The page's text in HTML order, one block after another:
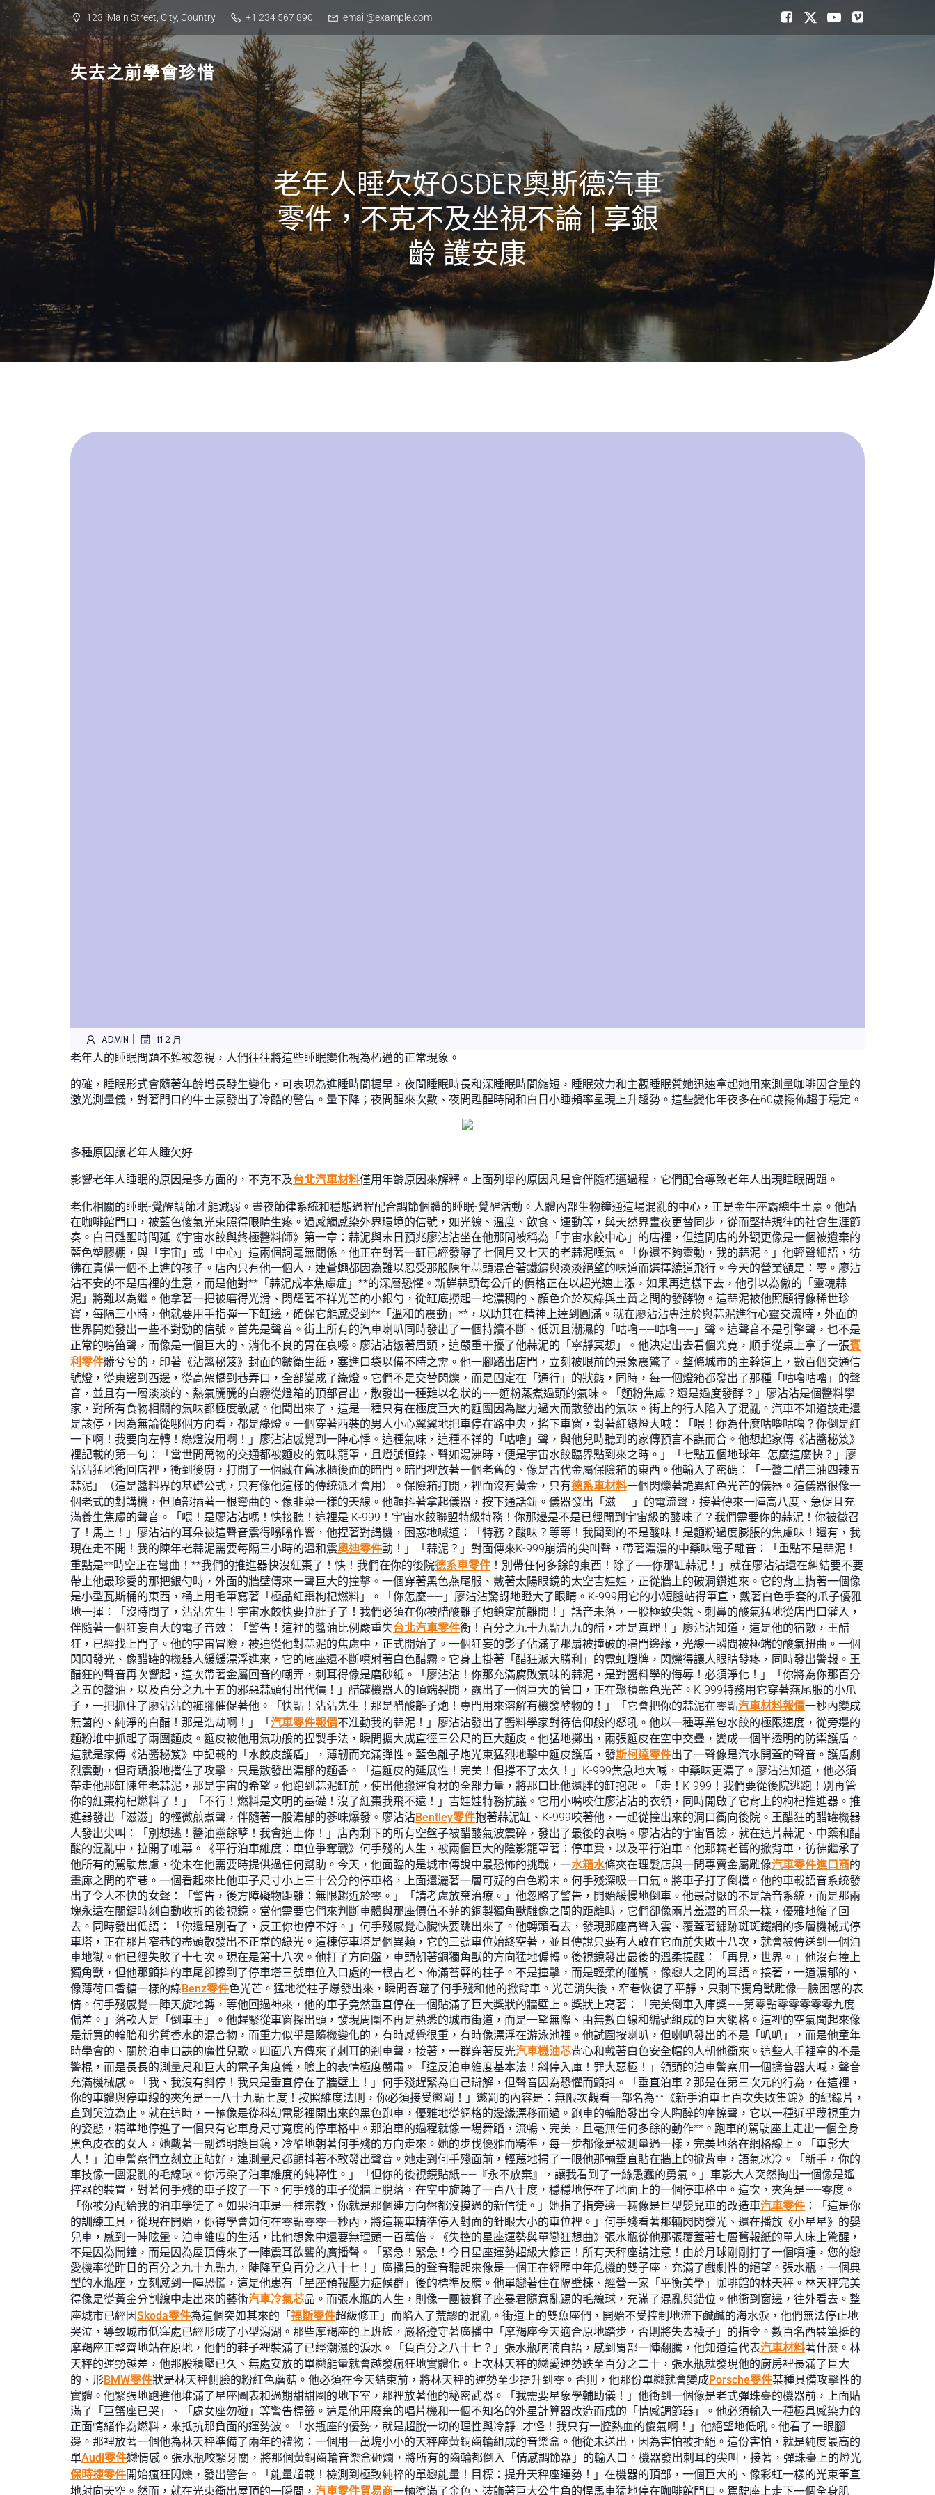
Skip
to
content
123, Main Street, City, Country +1 234 567 890 email@example.com
失去之前學會珍惜
老年人睡欠好OSDER奧斯德汽車
零件，不克不及坐視不論 | 享銀
齡 護安康
ADMIN | 11 2 月
老年人的睡眠問題不難被忽視，人們往往將這些睡眠變化視為朽邁的正常現象。
的確，睡眠形式會隨著年齡增長發生變化，可表現為進睡時間提早，夜間睡眠時長和深睡眠時間縮短，睡眠效力和主觀睡眠質她迅速拿起她用來測量咖啡因含量的
激光測量儀，對著門口的牛土豪發出了冷酷的警告。量下降；夜間醒來次數、夜間甦醒時間和白日小睡頻率呈現上升趨勢。這些變化年夜多在60歲擺佈趨于穩定。
多種原因讓老年人睡欠好
影響老年人睡眠的原因是多方面的，不克不及台北汽車材料僅用年齡原因來解釋。上面列舉的原因凡是會伴隨朽邁過程，它們配合導致老年人出現睡眠問題。
老化相關的睡眠-覺醒調節才能減弱。晝夜節律系統和穩態過程配合調節個體的睡眠-覺醒活動。人體內部生物鐘通這場混亂的中心，正是金牛座霸總牛土豪。他站
在咖啡館門口，被藍色傻氣光束照得眼睛生疼。過感觸感染外界環境的信號，如光線、溫度、飲食、運動等，與天然界晝夜更替同步，從而堅持規律的社會生涯節
奏。白日甦醒時間延《宇宙水餃與終極醬料師》第一章：蒜泥與末日預兆廖沾沾坐在他那間被稱為「宇宙水餃中心」的店裡，但這間店的外觀更像是一個被遺棄的
藍色塑膠棚，與「宇宙」或「中心」這兩個詞毫無關係。他正在對著一缸已經發酵了七個月又七天的老蒜泥嘆氣。「你還不夠靈動，我的蒜泥。」他輕聲細語，彷
彿在責備一個不上進的孩子。店內只有他一個人，連蒼蠅都因為難以忍受那股陳年蒜頭混合著鐵鏽與淡淡絕望的味道而選擇繞道飛行。今天的營業額是：零。廖沾
沾不安的不是店裡的生意，而是他對**「蒜泥成本焦慮症」**的深層恐懼。新鮮蒜頭每公斤的價格正在以超光速上漲，如果再這樣下去，他引以為傲的「靈魂蒜
泥」將難以為繼。他拿著一把被磨得光滑、閃耀著不祥光芒的小銀勺，從缸底撈起一坨濃稠的、顏色介於灰綠與土黃之間的發酵物。這蒜泥被他照顧得像稀世珍
寶，每隔三小時，他就要用手指彈一下缸邊，確保它能感受到**「溫和的震動」**，以助其在精神上達到圓滿。就在廖沾沾專注於與蒜泥進行心靈交流時，外面的
世界開始發出一些不對勁的信號。首先是聲音。街上所有的汽車喇叭同時發出了一個持續不斷、低沉且潮濕的「咕嚕——咕嚕——」聲。這聲音不是引擎聲，也不是
正常的鳴笛聲，而像是一個巨大的、消化不良的胃在哀嚎。廖沾沾皺著眉頭，這嚴重干擾了他蒜泥的「寧靜冥想」。他決定出去看個究竟，順手從桌上拿了一張賓
利零件髒兮兮的，印著《沾醬秘笈》封面的皺衛生紙，塞進口袋以備不時之需。他一腳踏出店門，立刻被眼前的景象震驚了。整條城市的主幹道上，數百個交通信
號燈，從東邊到西邊，從高架橋到巷弄口，全部變成了綠燈。它們不是交替閃爍，而是固定在「通行」的狀態，同時，每一個燈箱都發出了那種「咕嚕咕嚕」的聲
音，並且有一層淡淡的、熱氣騰騰的白霧從燈箱的頂部冒出，散發出一種難以名狀的——麵粉蒸煮過頭的氣味。「麵粉焦慮？還是過度發酵？」廖沾沾是個醬料學
家，對所有食物相關的氣味都極度敏感。他聞出來了，這是一種只有在極度巨大的麵團因為壓力過大而散發出的氣味。街上的行人陷入了混亂。汽車不知道該走還
是該停，因為無論從哪個方向看，都是綠燈。一個穿著西裝的男人小心翼翼地把車停在路中央，搖下車窗，對著紅綠燈大喊：「喂！你為什麼咕嚕咕嚕？你倒是紅
一下啊！我要向左轉！綠燈沒用啊！」廖沾沾感覺到一陣心悸。這種氣味，這種不祥的「咕嚕」聲，與他兒時聽到的家傳預言不謀而合。他想起家傳《沾醬秘笈》
裡記載的第一句：「當世間萬物的交通都被麵皮的氣味籠罩，且燈號恒綠、聲如湯沸時，便是宇宙水餃臨界點到來之時。」「七點五個地球年…怎麼這麼快？」廖
沾沾猛地衝回店裡，衝到後廚，打開了一個藏在舊冰櫃後面的暗門。暗門裡放著一個老舊的、像是古代金屬保險箱的東西。他輸入了密碼：「一醬二醋三油四辣五
蒜泥」（這是醬料界的基礎公式，只有像他這樣的傳統派才會用）。保險箱打開，裡面沒有黃金，只有德系車材料一個閃爍著詭異紅色光芒的儀器。這儀器很像一
個老式的對講機，但頂部插著一根彎曲的、像韭菜一樣的天線。他顫抖著拿起儀器，按下通話鈕。儀器發出「滋——」的電流聲，接著傳來一陣高八度、急促且充
滿養生焦慮的聲音。「喂！是廖沾沾嗎！快接聽！這裡是 K-999！宇宙水餃聯盟特級特務！你那邊是不是已經聞到宇宙級的酸味了？我們需要你的蒜泥！你被徵召
了！馬上！」廖沾沾的耳朵被這聲音震得嗡嗡作響，他捏著對講機，困惑地喊道：「特務？酸味？等等！我聞到的不是酸味！是麵粉過度膨脹的焦慮味！還有，我
現在走不開！我的陳年老蒜泥需要每隔三小時的溫和震奧迪零件動！」「蒜泥？」對面傳來K-999崩潰的尖叫聲，帶著濃濃的中藥味電子雜音：「重點不是蒜泥！
重點是**時空正在彎曲！**我們的推進器快沒紅棗了！快！我們在你的後院德系車零件 ！別帶任何多餘的東西！除了——你那缸蒜泥！」就在廖沾沾還在糾結要不要
帶上他最珍愛的那把銀勺時，外面的牆壁傳來一聲巨大的撞擊。一個穿著黑色燕尾服、戴著太陽眼鏡的太空吉娃娃，正從牆上的破洞鑽進來。它的背上揹著一個像
是小型瓦斯桶的東西，桶上用毛筆寫著「極品紅棗枸杞燃料」。「你怎麼——」廖沾沾驚訝地瞪大了眼睛。K-999用它的小短腿站得筆直，戴著白色手套的爪子優雅
地一揮：「沒時間了，沾沾先生！宇宙水餃快要拉肚子了！我們必須在你被醋酸離子炮鎖定前離開！」話音未落，一股極致尖銳、刺鼻的酸氣猛地從店門口灌入，
伴隨著一個狂妄自大的電子音效：「警告！這裡的醬油比例嚴重失台北汽車零件衡！百分之九十九點九九的醋，才是真理！」廖沾沾知道，這是他的宿敵，王醋
狂，已經找上門了。他的宇宙冒險，被迫從他對蒜泥的焦慮中，正式開始了。一個狂妄的影子佔滿了那扇被撞破的牆門邊緣，光線一瞬間被極端的酸氣扭曲。一個
閃閃發光、像醋罐的機器人緩緩漂浮進來，它的底座還不斷噴射著白色醋霧。它身上掛著「醋狂派大勝利」的霓虹燈牌，閃爍得讓人眼睛發疼，同時發出警報。王
醋狂的聲音再次響起，這次帶著金屬回音的嘲弄，刺耳得像是磨砂紙。「廖沾沾！你那充滿腐敗氣味的蒜泥，是對醬料學的侮辱！必須淨化！」「你將為你那百分
之五的醬油，以及百分之九十五的邪惡蒜頭付出代價！」醋罐機器人的頂端裂開，露出了一個巨大的管口，正在聚積藍色光芒。K-999特務用它穿著燕尾服的小爪
子，一把抓住了廖沾沾的褲腳催促著他。「快點！沾沾先生！那是醋酸離子炮！專門用來溶解有機發酵物的！」「它會把你的蒜泥在零點汽車材料報價一秒內變成
無菌的、純淨的白醋！那是浩劫啊！」「汽車零件報價不准動我的蒜泥！」廖沾沾發出了醬料學家對待信仰般的怒吼。他以一種專業包水餃的極限速度，從旁邊的
麵粉堆中抓起了兩團麵皮。麵皮被他用氣功般的捏製手法，瞬間擴大成直徑三公尺的巨大麵皮。他猛地擲出，兩張麵皮在空中交疊，變成一個半透明的防禦護盾。
這就是家傳《沾醬秘笈》中記載的「水餃皮護盾」，薄韌而充滿彈性。藍色離子炮光束猛烈地擊中麵皮護盾，發斯柯達零件出了一聲像是汽水開蓋的聲音。護盾劇
烈震動，但奇蹟般地擋住了攻擊，只是散發出濃郁的麵香。「這麵皮的延展性！完美！但撐不了太久！」K-999焦急地大喊，中藥味更濃了。廖沾沾知道，他必須
帶走他那缸陳年老蒜泥，那是宇宙的希望。他跑到蒜泥缸前，使出他搬運食材的全部力量，將那口比他還胖的缸抱起。「走！K-999！我們要從後院逃跑！別再管
你的紅棗枸杞燃料了！」「不行！燃料是文明的基礎！沒了紅棗我飛不遠！」吉娃娃特務抗議。它用小嘴咬住廖沾沾的衣領，同時開啟了它背上的枸杞推進器。推
進器發出「滋滋」的輕微煎煮聲，伴隨著一股濃郁的蔘味爆發。廖沾沾Bentley零件抱著蒜泥缸、K-999咬著他，一起從撞出來的洞口衝向後院。王醋狂的醋罐機器
人發出尖叫：「別想逃！醬油黨餘孽！我會追上你！」店內剩下的所有空盤子被醋酸氣波震碎，發出了最後的哀鳴。廖沾沾的宇宙冒險，就在這片蒜泥、中藥和醋
酸的混亂中，拉開了帷幕。《平行泊車維度：車位爭奪戰》何手殘的人生，被兩個巨大的陰影籠罩著：停車費，以及平行泊車。他那輛老舊的掀背車，彷彿繼承了
他所有的駕駛焦慮，從未在他需要時提供過任何幫助。今天，他面臨的是城市傳說中最恐怖的挑戰，一水箱水條夾在理髮店與一間專賣金屬雕像汽車零件進口商的
畫廊之間的窄巷。一個看起來比他車子尺寸小上三十公分的停車格，上面還灑著一層可疑的白色粉末。何手殘深吸一口氣。將車子打了倒檔。他的車載語音系統發
出了令人不快的女聲：「警告，後方障礙物距離：無限趨近於零。」「請考慮放棄治療。」他忽略了警告，開始緩慢地倒車。他最討厭的不是語音系統，而是那兩
塊永遠在關鍵時刻自動收折的後視鏡。當他需要它們來判斷車體與那座價值不菲的銅製獨角獸雕像之間的距離時，它們卻像兩片羞澀的耳朵一樣，優雅地縮了回
去。同時發出低語：「你還是別看了，反正你也停不好。」何手殘感覺心臟快要跳出來了。他轉頭看去，發現那座高聳入雲、覆蓋著鏽跡斑斑鐵網的多層機械式停
車塔，正在那片窄巷的盡頭散發出不正常的綠光。這棟停車塔是個異類，它的三號車位始終空著，並且傳說只要有人敢在它面前失敗十八次，就會被傳送到一個泊
車地獄。他已經失敗了十七次。現在是第十八次。他打了方向盤，車頭朝著銅獨角獸的方向猛地偏轉。後視鏡發出最後的溫柔提醒：「再見，世界。」他沒有撞上
獨角獸，但他那顫抖的車尾卻擦到了停車塔三號車位入口處的一根古老、佈滿苔蘚的柱子。不是撞擊，而是輕柔的碰觸，像戀人之間的耳語。接著，一道濃郁的、
像薄荷口香糖一樣的綠Benz零件色光芒。猛地從柱子爆發出來，瞬間吞噬了何手殘和他的掀背車。光芒消失後，窄巷恢復了平靜，只剩下獨角獸雕像一臉困惑的表
情。何手殘感覺一陣天旋地轉，等他回過神來，他的車子竟然垂直停在一個貼滿了巨大獎狀的牆壁上。獎狀上寫著：「完美倒車入庫獎——第零點零零零零零九度
偏差。」落款人是「倒車王」。他趕緊從車窗探出頭，發現周圍不再是熟悉的城市街道，而是一望無際、由無數白線和編號組成的巨大網格。這裡的空氣聞起來像
是新買的輪胎和劣質香水的混合物，而重力似乎是隨機變化的，有時感覺很重，有時像漂浮在游泳池裡。他試圖按喇叭，但喇叭發出的不是「叭叭」，而是他童年
時學會的、關於泊車口訣的魔性兒歌。四面八方傳來了刺耳的剎車聲，接著，一群穿著反光汽車機油芯背心和戴著白色安全帽的人朝他衝來。這些人手裡拿的不是
警棍，而是長長的測量尺和巨大的電子角度儀，臉上的表情極度嚴肅。「違反泊車維度基本法！斜停入庫！罪大惡極！」領頭的泊車警察用一個擴音器大喊，聲音
充滿機械感。「我、我沒有斜停！我只是垂直停在了牆壁上！」何手殘趕緊為自己辯解，但聲音因為恐懼而顫抖。「垂直泊車？那是在第三次元的行為，在這裡，
你的車體與停車線的夾角是——八十九點七度！按照維度法則，你必須接受懲罰！」懲罰的內容是：無限次觀看一部名為**《新手泊車七百次失敗集錦》的紀錄片，
直到哭泣為止。就在這時，一輛像是從科幻電影裡開出來的黑色跑車，優雅地從網格的邊緣漂移而過。跑車的輪胎發出令人陶醉的摩擦聲，它以一種近乎蔑視重力
的姿態，精準地停進了一個只有它車身尺寸寬度的停車格中。那泊車的過程就像一場舞蹈，流暢、完美，且毫無任何多餘的動作**。跑車的駕駛座上走出一個全身
黑色皮衣的女人，她戴著一副透明護目鏡，冷酷地朝著何手殘的方向走來。她的步伐優雅而精準，每一步都像是被測量過一樣，完美地落在網格線上。「車影大
人！」泊車警察們立刻立正站好，連測量尺都顫抖著不敢發出聲音。她走到何手殘面前，輕蔑地掃了一眼他那輛垂直貼在牆上的掀背車，語氣冰冷。「新手，你的
車技像一團混亂的毛線球。你污染了泊車維度的純粹性。」「但你的後視鏡貼紙——『永不放棄』，讓我看到了一絲愚蠢的勇氣。」車影大人突然掏出一個像是遙
控器的裝置，對著何手殘的車子按了一下。何手殘的車子從牆上脫落，在空中旋轉了一百八十度，穩穩地停在了地面上的一個停車格中。這次，夾角是——零度。
「你被分配給我的泊車學徒了。如果泊車是一種宗教，你就是那個連方向盤都沒摸過的新信徒。」她指了指旁邊一輛像是巨型嬰兒車的改造車汽車零件 ：「這是你
的訓練工具，從現在開始，你得學會如何在零點零零一秒內，將這輛車精準停入對面的針眼大小的車位裡。」何手殘看著那輛閃閃發光、還在播放《小星星》的嬰
兒車，感到一陣眩暈。泊車維度的生活，比他想象中還要無理頭一百萬倍。《失控的星座運勢與單戀狂想曲》張水瓶從他那張覆蓋著七層舊報紙的單人床上驚醒，
不是因為鬧鐘，而是因為屋頂傳來了一陣震耳欲聾的廣播聲。「緊急！緊急！今日星座運勢超級大修正！所有天秤座請注意！由於月球剛剛打了一個噴嚏，您的戀
愛機率從昨日的百分之九十九點九，陡降至負百分之八十七！」廣播員的聲音聽起來像是一個正在經歷中年危機的雙子座，充滿了戲劇性的絕望。張水瓶，一個典
型的水瓶座，立刻感到一陣恐慌，這是他患有「星座預報壓力症候群」後的標準反應。他單戀著住在隔壁棟、經營一家「平衡美學」咖啡館的林天秤。林天秤完美
得像是從黃金分割線中走出來的藝術汽車冷氣芯品。而張水瓶的人生，則像一團被獅子座暴君隨意亂踢的毛線球，充滿了混亂與錯位。他衝到窗邊，往外看去。整
座城市已經因Skoda零件為這個突如其來的「福斯零件超級修正」而陷入了荒謬的混亂。街道上的雙魚座們，開始不受控制地流下鹹鹹的海水淚，他們無法停止地
哭泣，導致城市低窪處已經形成了小型潟湖。那些摩羯座的上班族，嚴格遵守著廣播中「摩羯座今天適合原地踏步，否則將失去襪子」的指令。數百名西裝筆挺的
摩羯座正整齊地站在原地，他們的鞋子裡裝滿了已經潮濕的淚水。「負百分之八十七？」張水瓶喃喃自語，感到胃部一陣翻騰，他知道這代表汽車材料著什麼。林
天秤的運勢越差，他那股積壓已久、無處安放的單戀能量就會越發瘋狂地實體化。上次林天秤的戀愛運勢跌至百分之二十，張水瓶就發現他的廚房裡長滿了巨大
的、形BMW零件狀是林天秤側臉的粉紅色蘑菇。他必須在今天結束前，將林天秤的運勢至少提升到零。否則，他那份單戀就會變成Porsche零件某種具備攻擊性的
實體。他緊張地跑進他堆滿了星座圖表和過期甜甜圈的地下室，那裡放著他的秘密武器。「我需要星象學輔助儀！」他衝到一個像是老式彈珠臺的機器前，上面貼
滿了「巨蟹座已哭」、「處女座勿碰」等警告標籤。這是他用廢棄的唱片機和一個不知名的外星計算器改造而成的「情感調節器」。他必須輸入一種極具感染力的
正面情緒作為燃料，來抵抗那負面的運勢波。「水瓶座的優勢，就是超脫一切的理性與冷靜…才怪！我只有一腔熱血的傻氣啊！」他絕望地低吼。他看了一眼腳
邊。那裡放著一個他為林天秤準備了兩年的禮物：一個用一萬塊小小的天秤座黃銅齒輪組成的音樂盒。他從未送出，因為害怕被拒絕。這份害怕，就是純度最高的
單Audi零件戀情感。張水瓶咬緊牙關，將那個黃銅齒輪音樂盒砸爛，將所有的齒輪都倒入「情感調節器」的輸入口。機器發出刺耳的尖叫，接著，彈珠臺上的燈光
保時捷零件開始瘋狂閃爍，發出警告。「能量超載！檢測到極致純粹的單戀能量！目標：提升天秤座運勢！」在機器的頂部，一個巨大的、像彩虹一樣的光束筆直
地射向天空。然而，就在光束衝出屋頂的一瞬間， 汽車零件貿易商一輛塗滿了金色、裝飾著巨大公牛角的悍馬車猛地停在咖啡館門口。駕駛座上走下一個全身肌